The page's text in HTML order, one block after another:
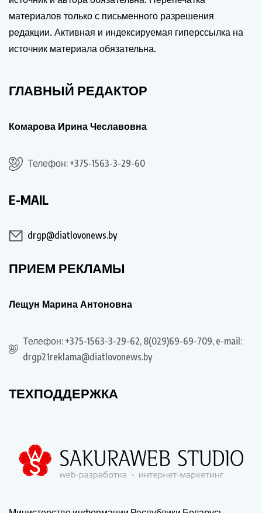
материалов только с письменного разрешения
редакции. Активная и индексируемая гиперссылка на
источник материала обязательна.
ГЛАВНЫЙ РЕДАКТОР
Комарова Ирина Чеславовна
Телефон: +375-1563-3-29-60
E-MAIL
drgp@diatlovonews.by
ПРИЕМ РЕКЛАМЫ
Лещун Марина Антоновна
Телефон: +375-1563-3-29-62, 8(029)69-69-709, e-mail:
drgp21reklama@diatlovonews.by
ТЕХПОДДЕРЖКА